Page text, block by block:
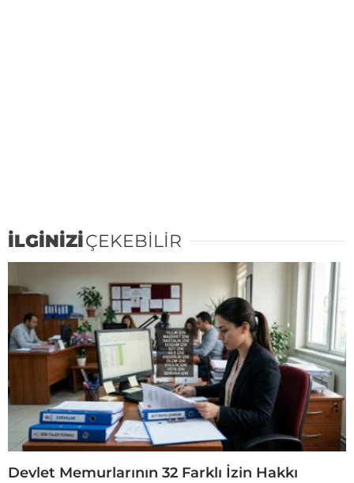
İLGİNİZİÇEKEBİLİR
Devlet Memurlarının 32 Farklı İzin Hakkı